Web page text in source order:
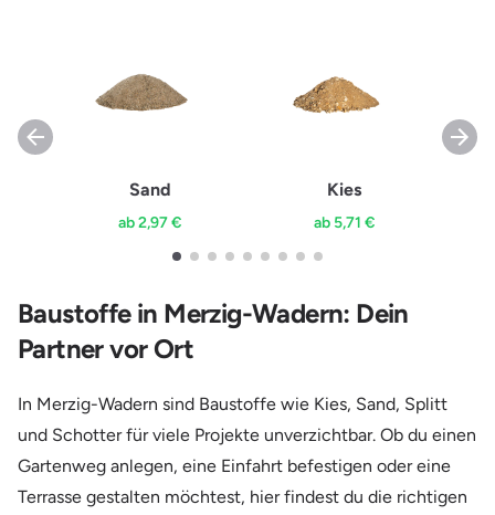
Sand
ab 2,97 €
Kies
ab 5,71 €
Baustoffe in Merzig-Wadern: Dein
Partner vor Ort
In Merzig-Wadern sind Baustoffe wie Kies, Sand, Splitt
und Schotter für viele Projekte unverzichtbar. Ob du einen
Gartenweg anlegen, eine Einfahrt befestigen oder eine
Terrasse gestalten möchtest, hier findest du die richtigen